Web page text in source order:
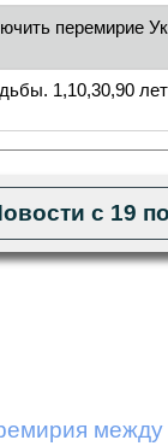
перемирие
1,10,30,90 лет
с 19
между